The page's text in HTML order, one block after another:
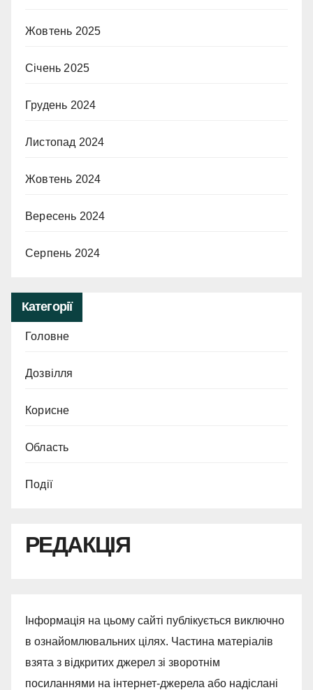
Жовтень 2025
Січень 2025
Грудень 2024
Листопад 2024
Жовтень 2024
Вересень 2024
Серпень 2024
Категорії
Головне
Дозвілля
Корисне
Область
Події
РЕДАКЦІЯ
Інформація на цьому сайті публікується виключно
в ознайомлювальних цілях. Частина матеріалів
взята з відкритих джерел зі зворотнім
посиланнями на інтернет-джерела або надіслані